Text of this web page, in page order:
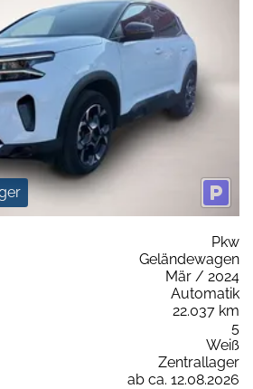
Pkw
Geländewagen
Mär / 2024
Automatik
22.037 km
5
Weiß
Zentrallager
ab ca. 12.08.2026